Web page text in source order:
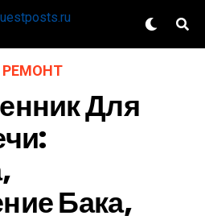
РЕМОНТ
Для
Бака,